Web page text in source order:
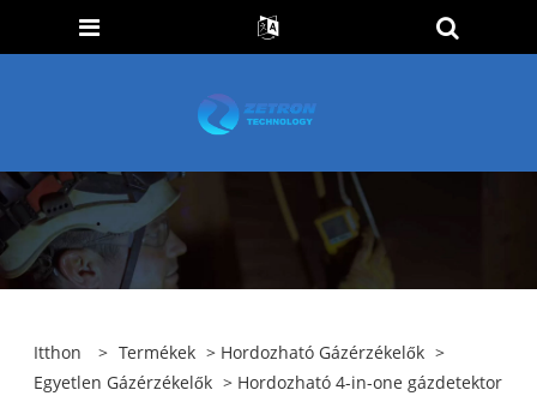
Itthon > Termékek > Hordozható Gázérzékelők >
Egyetlen Gázérzékelők > Hordozható 4-in-one gázdetektor